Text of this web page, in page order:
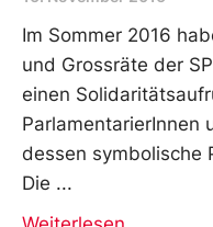
Im Sommer 2016
und Grossräte der
einen
ParlamentarierInnen
dessen symbolische
Die